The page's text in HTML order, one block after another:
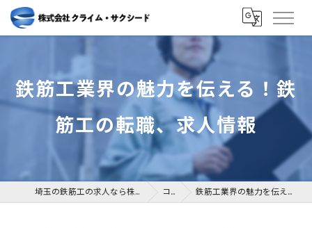
鉄筋工業界の魅力を伝える！鉄
筋工の転職、求人情報
埼玉の鉄筋工の求人なら株式会社クライム・サクシード コラム 鉄筋工業界の魅力を伝える！鉄筋工の転職、求人情報